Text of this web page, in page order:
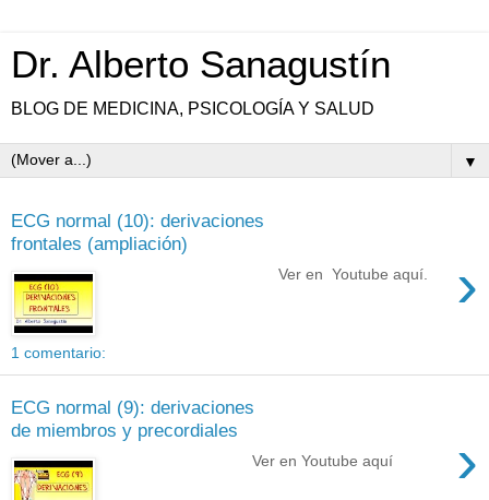
Dr. Alberto Sanagustín
BLOG DE MEDICINA, PSICOLOGÍA Y SALUD
▼
ECG normal (10): derivaciones
frontales (ampliación)
›
Ver en Youtube aquí.
1 comentario:
ECG normal (9): derivaciones
de miembros y precordiales
›
Ver en Youtube aquí